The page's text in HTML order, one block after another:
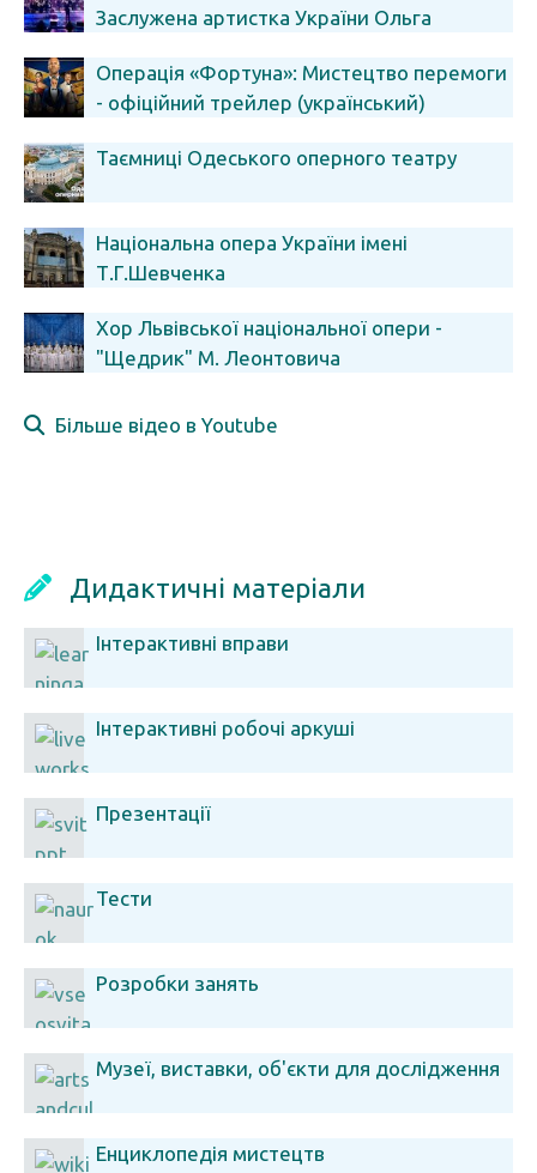
Заслужена артистка України Ольга
Операція «Фортуна»: Мистецтво перемоги
- офіційний трейлер (український)
Таємниці Одеського оперного театру
Національна опера України імені
Т.Г.Шевченка
Хор Львівської національної опери -
"Щедрик" М. Леонтовича
Більше відео в Youtube
Дидактичні матеріали
Інтерактивні вправи
Інтерактивні робочі аркуші
Презентації
Тести
Розробки занять
Музеї, виставки, об'єкти для дослідження
Енциклопедія мистецтв